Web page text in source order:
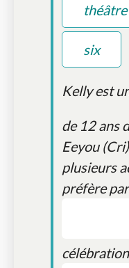
théâtre
six
Kelly est
de 12 ans
Eeyou
plusieurs
préfère